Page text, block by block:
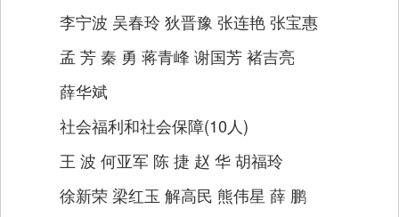
李宁波 吴春玲 狄晋豫 张连艳 张宝惠
孟 芳 秦 勇 蒋青峰 谢国芳 褚吉亮
薛华斌
社会福利和社会保障(10人)
王 波 何亚军 陈 捷 赵 华 胡福玲
徐新荣 梁红玉 解高民 熊伟星 薛 鹏